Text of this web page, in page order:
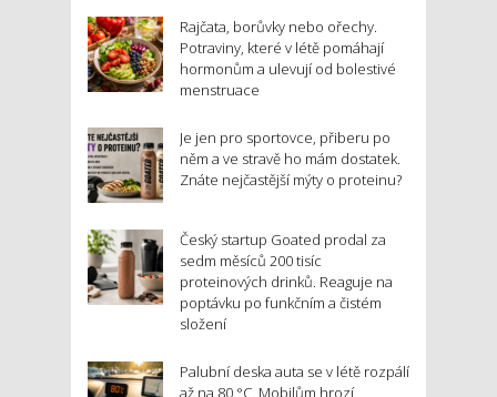
Rajčata, borůvky nebo ořechy.
Potraviny, které v létě pomáhají
hormonům a ulevují od bolestivé
menstruace
Je jen pro sportovce, přiberu po
něm a ve stravě ho mám dostatek.
Znáte nejčastější mýty o proteinu?
Český startup Goated prodal za
sedm měsíců 200 tisíc
proteinových drinků. Reaguje na
poptávku po funkčním a čistém
složení
Palubní deska auta se v létě rozpálí
až na 80 °C. Mobilům hrozí